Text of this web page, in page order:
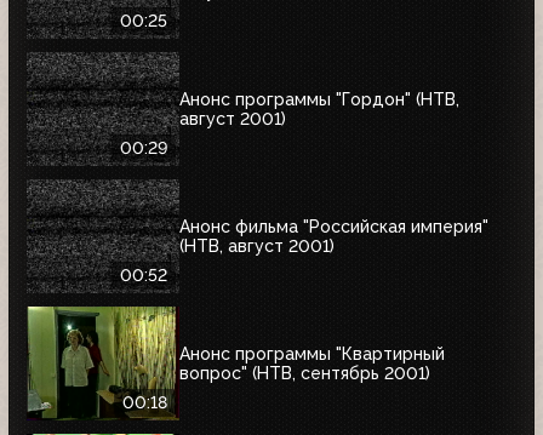
00:25
00:29
Анонс программы "Гордон" (НТВ,
август 2001)
00:52
Анонс фильма "Российская империя"
(НТВ, август 2001)
00:18
Анонс программы "Квартирный
вопрос" (НТВ, сентябрь 2001)